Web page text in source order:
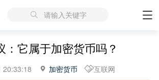
请输入关键字
：它属于加密货币吗？
20:33:18 加密货币 互联网